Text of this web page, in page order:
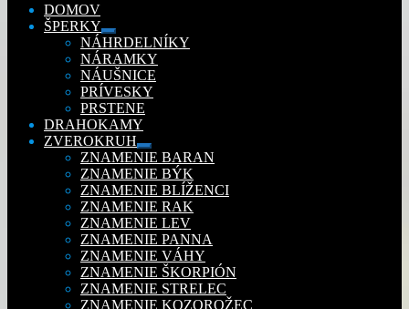
DOMOV
ŠPERKY
Rozbaliť
podradené
menu
NÁHRDELNÍKY
NÁRAMKY
NÁUŠNICE
PRÍVESKY
PRSTENE
DRAHOKAMY
ZVEROKRUH
Rozbaliť
podradené
menu
ZNAMENIE BARAN
ZNAMENIE BÝK
ZNAMENIE BLÍŽENCI
ZNAMENIE RAK
ZNAMENIE LEV
ZNAMENIE PANNA
ZNAMENIE VÁHY
ZNAMENIE ŠKORPIÓN
ZNAMENIE STRELEC
ZNAMENIE KOZOROŽEC